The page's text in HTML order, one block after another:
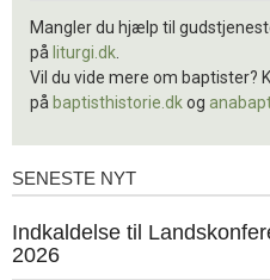
Mangler du hjælp til
på liturgi.dk
Vil du vide mere om baptister?
på baptisthistorie.dkog
Seneste
SENESTE NYT
1.
jul.
Indkaldelse til
2026